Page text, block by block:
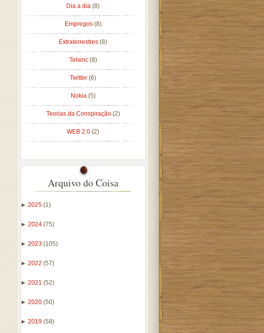
Dia a dia (8)
Empregos (8)
Extraterrestres (8)
Telsinc (8)
Twitter (6)
Nokia (5)
Teorias da Conspiração (2)
WEB 2.0 (2)
Arquivo do Coisa
► 2025 (1)
► 2024 (75)
► 2023 (105)
► 2022 (57)
► 2021 (52)
► 2020 (50)
► 2019 (58)